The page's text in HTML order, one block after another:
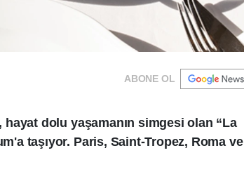
ABONE OL
dolu yaşamanın simgesi olan “La
taşıyor. Paris, Saint-Tropez, Roma ve